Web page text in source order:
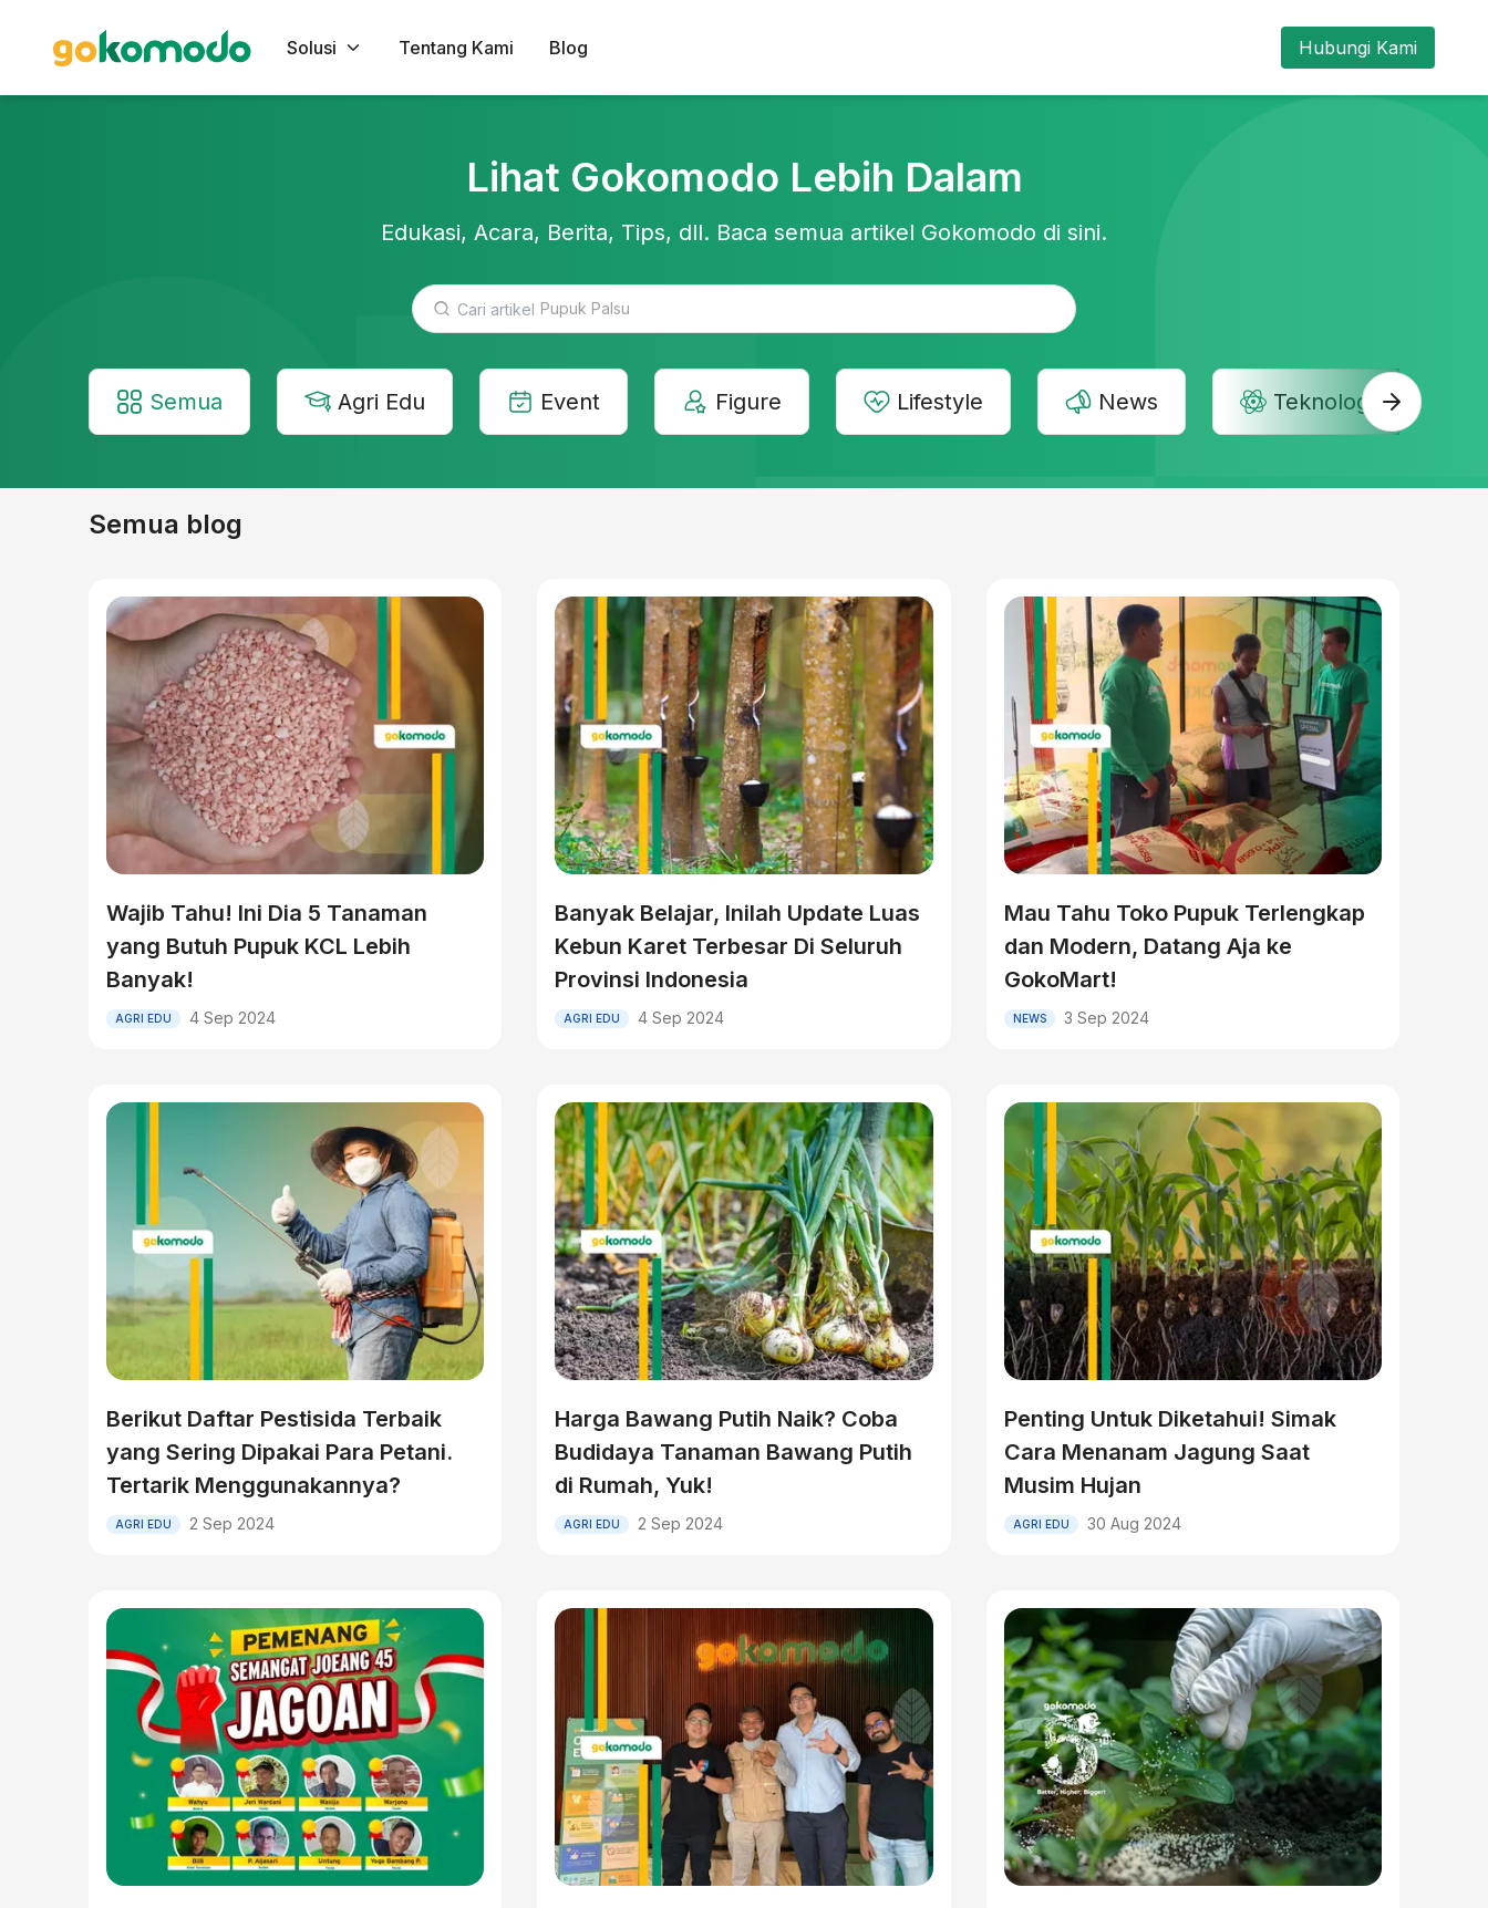
Solusi Tentang Kami Blog Hubungi Kami
Lihat Gokomodo Lebih Dalam
Edukasi, Acara, Berita, Tips, dll. Baca semua artikel Gokomodo di sini.
Teknologi Pertanian
Semua Agri Edu Event Figure Lifestyle News Teknologi
Semua blog
Wajib Tahu! Ini Dia 5 Tanaman
yang Butuh Pupuk KCL Lebih
Banyak!
AGRI EDU 4 Sep 2024
Banyak Belajar, Inilah Update Luas
Kebun Karet Terbesar Di Seluruh
Provinsi Indonesia
AGRI EDU 4 Sep 2024
Mau Tahu Toko Pupuk Terlengkap
dan Modern, Datang Aja ke
GokoMart!
NEWS 3 Sep 2024
Berikut Daftar Pestisida Terbaik
yang Sering Dipakai Para Petani.
Tertarik Menggunakannya?
AGRI EDU 2 Sep 2024
Harga Bawang Putih Naik? Coba
Budidaya Tanaman Bawang Putih
di Rumah, Yuk!
AGRI EDU 2 Sep 2024
Penting Untuk Diketahui! Simak
Cara Menanam Jagung Saat
Musim Hujan
AGRI EDU 30 Aug 2024